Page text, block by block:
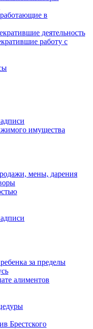
в
деятельность
работу с
имущества
мены, дарения
за пределы
алиментов
Брестского